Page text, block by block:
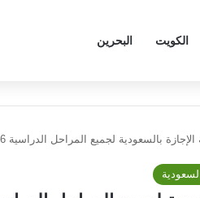
الكويت البحرين
بالسعودية لجميع المراحل الدراسية 2026؟
السعودية